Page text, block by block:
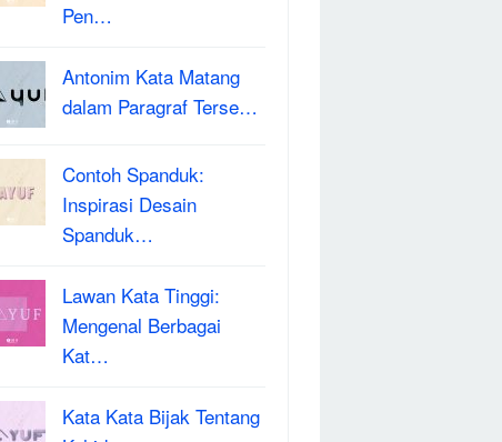
Pen…
Antonim Kata Matang
dalam Paragraf Terse…
Contoh Spanduk:
Inspirasi Desain
Spanduk…
Lawan Kata Tinggi:
Mengenal Berbagai
Kat…
Kata Kata Bijak Tentang